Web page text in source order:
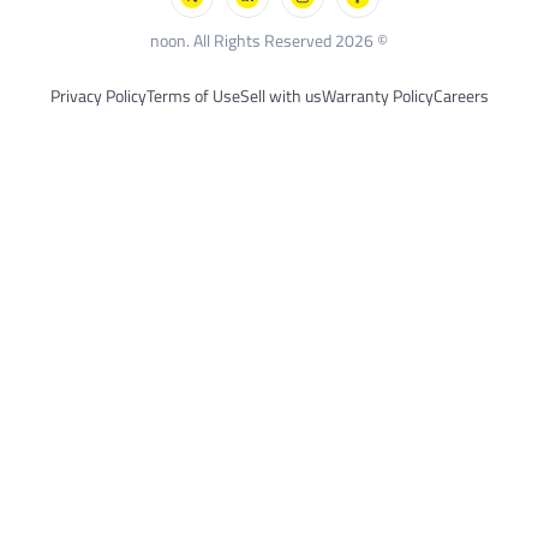
Careers
Warranty Policy
Sell with us
Terms of Use
Privacy Policy